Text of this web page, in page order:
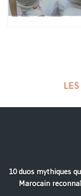
10 duos mythiques
Marocain